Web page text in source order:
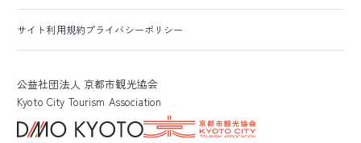
サイト利用規約プライバシーポリシー
公益社団法人 京都市観光協会
Kyoto City Tourism Association